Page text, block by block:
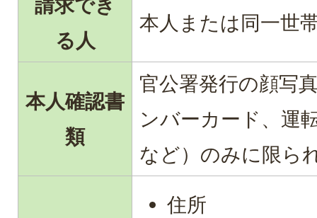
請求でき
る人
本人または同一世
本人確認書
類
官公署発行の顔写
ンバーカード、運
など）のみに限ら
住所